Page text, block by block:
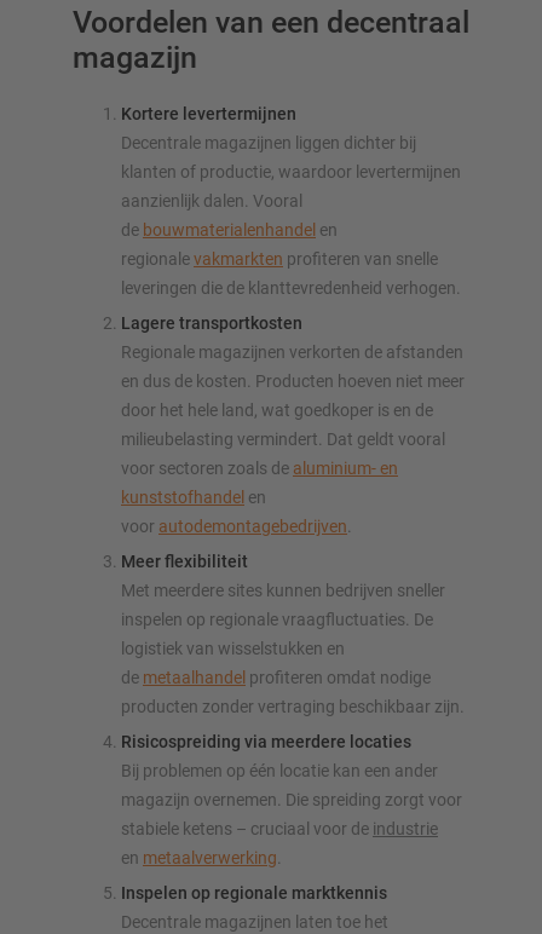
Voordelen van een decentraal
magazijn
Kortere levertermijnen
Decentrale magazijnen liggen dichter bij
klanten of productie, waardoor levertermijnen
aanzienlijk dalen. Vooral
de bouwmaterialenhandel en
regionalevakmarkten profiteren van snelle
leveringen die de klanttevredenheid verhogen.
Lagere transportkosten
Regionale magazijnen verkorten de afstanden
en dus de kosten. Producten hoeven niet meer
door het hele land, wat goedkoper is en de
milieubelasting vermindert. Dat geldt vooral
voor sectoren zoals de aluminium- en
kunststofhandel en
voor autodemontagebedrijven
Meer flexibiliteit
Met meerdere sites kunnen bedrijven sneller
inspelen op regionale vraagfluctuaties. De
logistiek van wisselstukken en
de metaalhandel profiteren omdat nodige
producten zonder vertraging beschikbaar zijn.
Risicospreiding via meerdere locaties
Bij problemen op één locatie kan een ander
magazijn overnemen. Die spreiding zorgt voor
stabiele ketens – cruciaal voor de industrie
en metaalverwerking
Inspelen op regionale marktkennis
Decentrale magazijnen laten toe het